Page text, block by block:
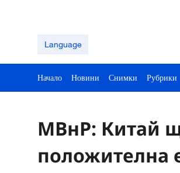
Language
Начало Новини Снимки Рубрики
МВнР: Китай
положителна